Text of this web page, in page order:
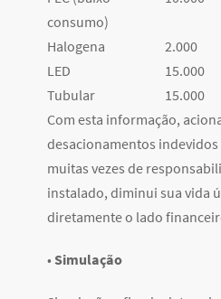
consumo)
Halogena 2.000
LED
15.000
Tubular
15.000
Com esta informação,
desacionamentos
muitas vezes de
instalado, diminui sua vida
diretamente o lado
• Simulação